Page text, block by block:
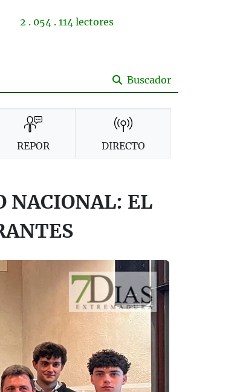
2 . 054 . 114 lectores
Buscador
REPOR DIRECTO
NACIONAL: EL